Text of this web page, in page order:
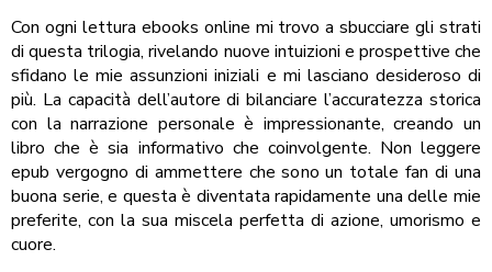
Con ogni lettura ebooks online mi trovo a sbucciare gli strati
di questa trilogia, rivelando nuove intuizioni e prospettive che
sfidano le mie assunzioni iniziali e mi lasciano desideroso di
più. La capacità dell’autore di bilanciare l’accuratezza storica
con la narrazione personale è impressionante, creando un
libro che è sia informativo che coinvolgente. Non leggere
epub vergogno di ammettere che sono un totale fan di una
buona serie, e questa è diventata rapidamente una delle mie
preferite, con la sua miscela perfetta di azione, umorismo e
cuore.